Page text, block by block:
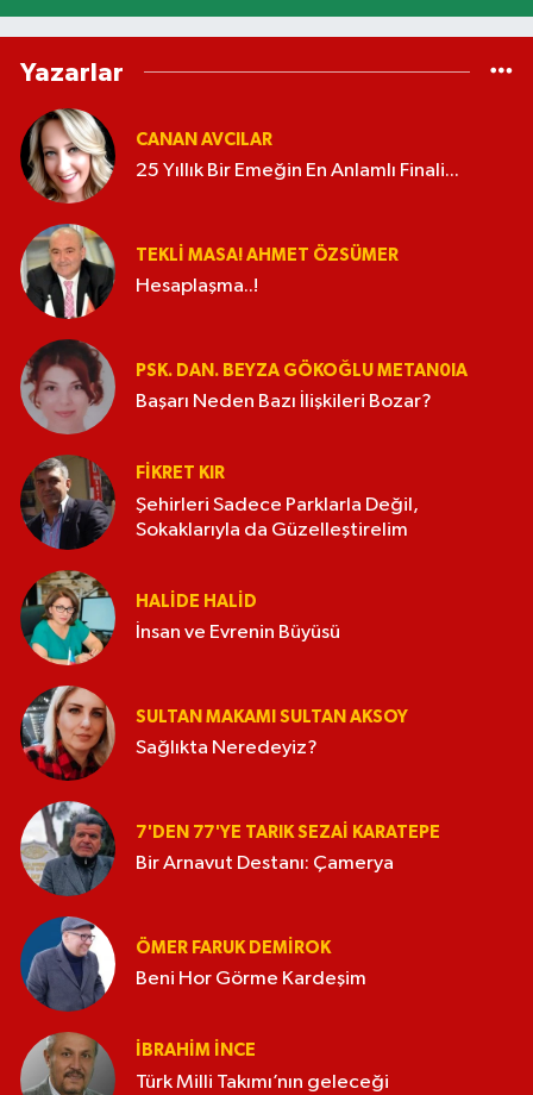
Yazarlar
CANAN AVCILAR
25 Yıllık Bir Emeğin En Anlamlı Finali...
TEKLI MASA! AHMET ÖZSÜMER
Hesaplaşma..!
PSK. DAN. BEYZA GÖKOĞLU METAN0IA
Başarı Neden Bazı İlişkileri Bozar?
FIKRET KIR
Şehirleri Sadece Parklarla Değil,
Sokaklarıyla da Güzelleştirelim
HALIDE HALID
İnsan ve Evrenin Büyüsü
SULTAN MAKAMI SULTAN AKSOY
Sağlıkta Neredeyiz?
7'DEN 77'YE TARIK SEZAI KARATEPE
Bir Arnavut Destanı: Çamerya
ÖMER FARUK DEMIROK
Beni Hor Görme Kardeşim
İBRAHIM İNCE
Türk Milli Takımı’nın geleceği